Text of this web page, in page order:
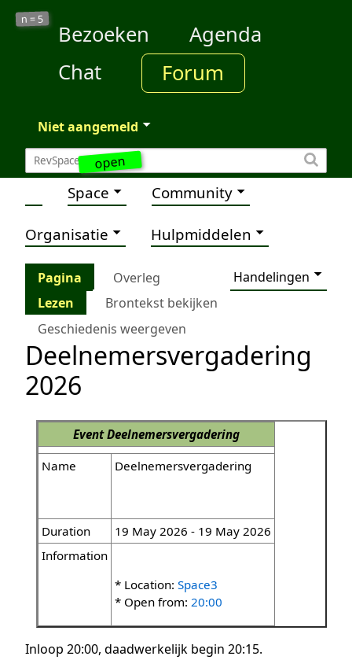
open
n = 5
Bezoeken
Agenda
Chat
Forum
Niet aangemeld
Space Community
Organisatie Hulpmiddelen
Pagina Overleg
Handelingen
Lezen
Brontekst bekijken
Geschiedenis weergeven
Deelnemersvergadering
2026
EventDeelnemersvergadering
Name
Deelnemersvergadering
Duration
19 May 2026 - 19 May 2026
Information
* Location: Space3
* Open from: 20:00
Inloop 20:00, daadwerkelijk begin 20:15.